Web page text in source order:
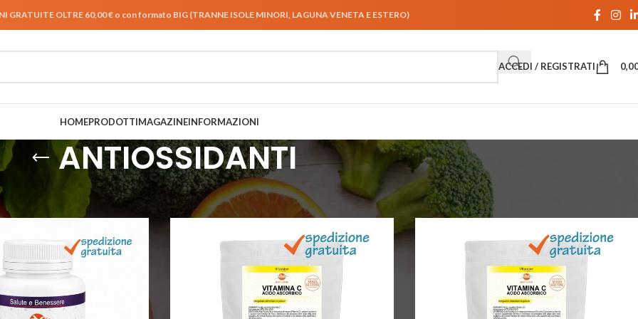
GRATUITE OLTRE 60,00 € o con formato BIG (TRANNE ISOLE MINORI, LAGUNA VENETA E ESTERO)
ACCEDI / REGISTRATI
HOMEPRODOTTIMAGAZINEINFORMAZIONI
ANTIOSSIDANTI
ANTIOSSIDANTI Mostra 36